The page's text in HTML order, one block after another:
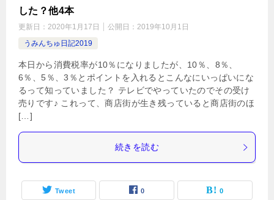
した？他4本
更新日： 2020年1月17日 公開日： 2019年10月1日
うみんちゅ日記2019
本日から消費税率が10％になりましたが、10％、8％、
6％、5％、3％とポイントを入れるとこんなにいっぱいにな
るって知っていました？ テレビでやっていたのでその受け
売りです♪ これって、商店街が生き残っていると商店街のほ
[…]
続きを読む
Tweet 0 0